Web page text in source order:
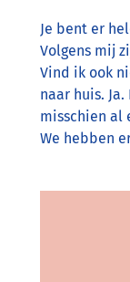
Je bent er
Volgens mij
Vind ik ook
naar huis. Ja.
misschien al
We hebben